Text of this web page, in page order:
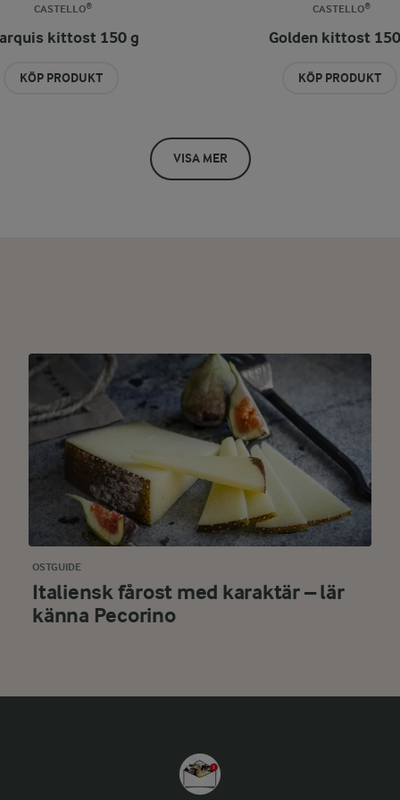
CASTELLO®
kittost 150 g
KÖP PRODUKT
CASTELLO®
Golden kittost
KÖP PRODUKT
VISA MER
OSTGUIDE
Italiensk fårost med karaktär – lär
känna Pecorino